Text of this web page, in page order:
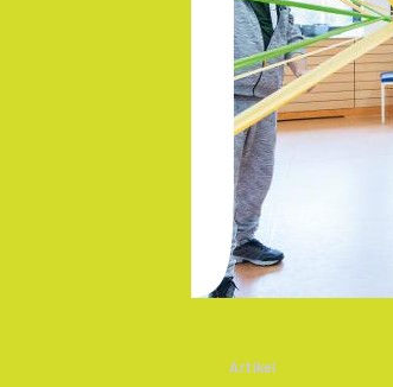
Artikel